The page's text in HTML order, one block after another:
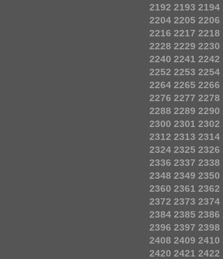
2192 2193 2194
2204 2205 2206
2216 2217 2218
2228 2229 2230
2240 2241 2242
2252 2253 2254
2264 2265 2266
2276 2277 2278
2288 2289 2290
2300 2301 2302
2312 2313 2314
2324 2325 2326
2336 2337 2338
2348 2349 2350
2360 2361 2362
2372 2373 2374
2384 2385 2386
2396 2397 2398
2408 2409 2410
2420 2421 2422